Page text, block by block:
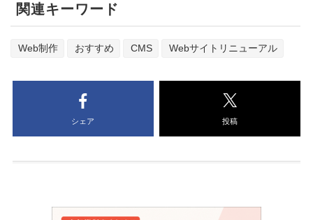
関連キーワード
Web制作 おすすめ CMS Webサイトリニューアル
シェア 投稿